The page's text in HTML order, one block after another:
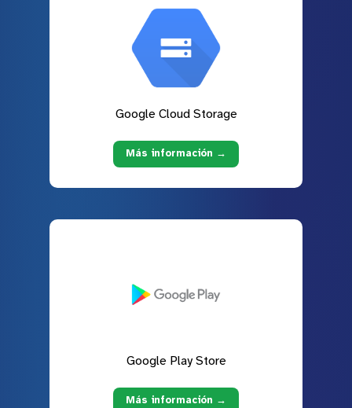
Google Cloud Storage
Más información →
Google Play Store
Más información →